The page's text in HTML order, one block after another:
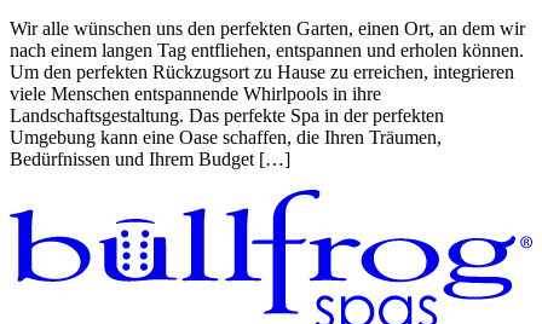
Wir alle wünschen uns den perfekten Garten, einen Ort, an dem wir
nach einem langen Tag entfliehen, entspannen und erholen können.
Um den perfekten Rückzugsort zu Hause zu erreichen, integrieren
viele Menschen entspannende Whirlpools in ihre
Landschaftsgestaltung. Das perfekte Spa in der perfekten
Umgebung kann eine Oase schaffen, die Ihren Träumen,
Bedürfnissen und Ihrem Budget […]